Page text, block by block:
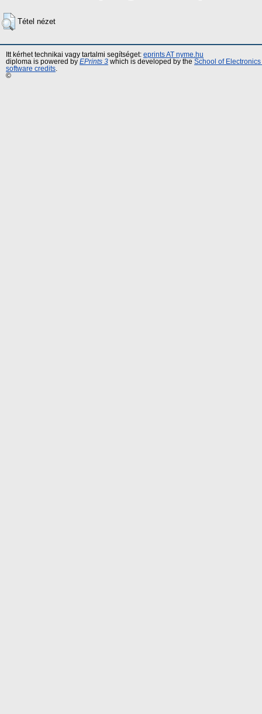
Tétel nézet
Itt kérhet technikai vagy tartalmi segítséget: eprints AT nyme.hu
diploma is powered by EPrints 3 which is developed by the School of
software credits
©